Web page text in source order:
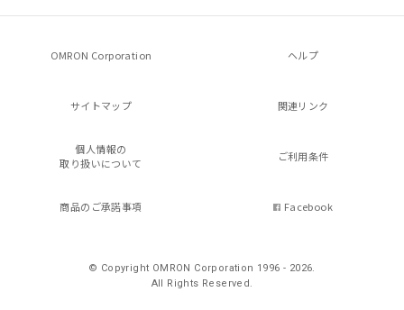
OMRON Corporation ヘルプ
サイトマップ 関連リンク
個人情報の
取り扱いについて
ご利用条件
商品のご承諾事項 Facebook
© Copyright OMRON Corporation 1996 - 2026.
All Rights Reserved.